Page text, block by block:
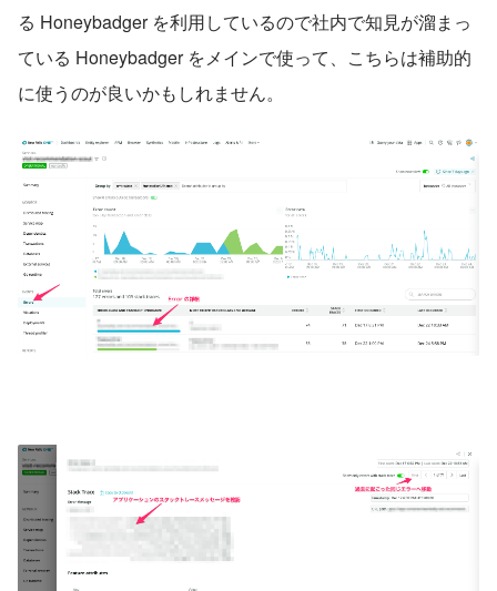
る Honeybadger を利用しているので社内で知見が溜まっ
ている Honeybadger をメインで使って、こちらは補助的
に使うのが良いかもしれません。